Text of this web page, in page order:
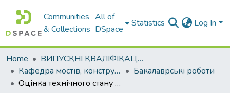
Communities
& Collections
All of
DSpace
Statistics Log In
Home
ВИПУСКНІ КВАЛІФІКАЦІЙНІ РОБОТИ
Кафедра мостів, конструкцій та будівельної механіки
Бакалаврські роботи
Оцінка технічного стану автодорожнього мосту з комбінованою прогоновою будовою через малу річку